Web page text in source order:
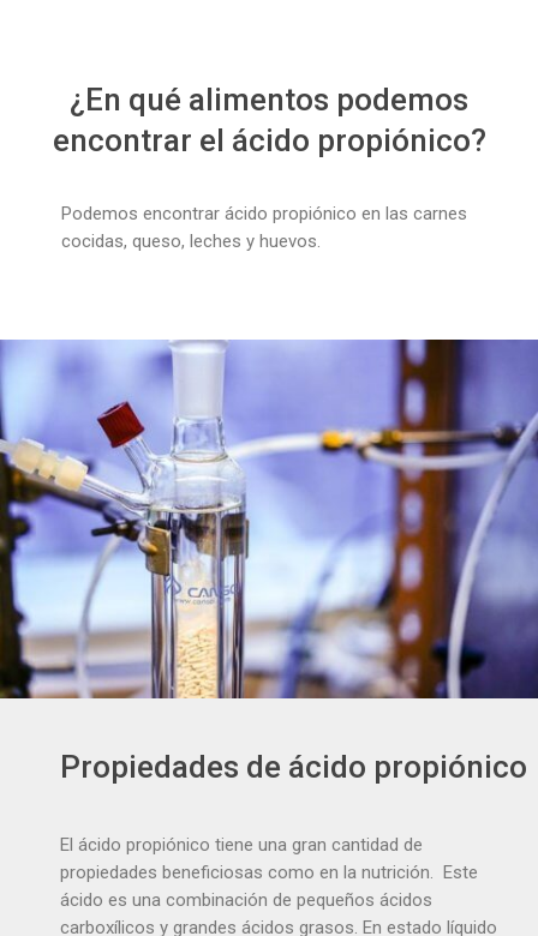
¿En qué alimentos podemos
encontrar el ácido propiónico?
Podemos encontrar ácido propiónico en las carnes
cocidas, queso, leches y huevos.
Propiedades de ácido propiónico
El ácido propiónico tiene una gran cantidad de
propiedades beneficiosas como en la nutrición. Este
ácido es una combinación de pequeños ácidos
carboxílicos y grandes ácidos grasos. En estado líquido